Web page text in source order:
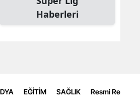
Haberleri
EĞİTİM SAĞLIK Resmi Reklamlar